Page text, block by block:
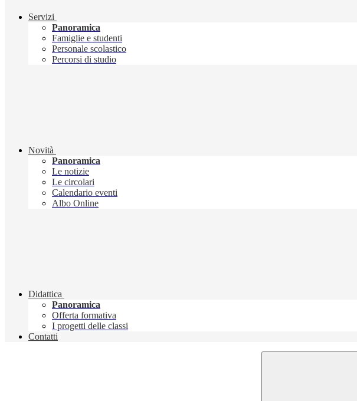
Servizi
Panoramica
Famiglie e studenti
Personale scolastico
Percorsi di studio
Novità
Panoramica
Le notizie
Le circolari
Calendario eventi
Albo Online
Didattica
Panoramica
Offerta formativa
I progetti delle classi
Contatti